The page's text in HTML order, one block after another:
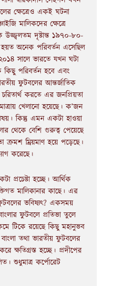
ক্ষেত্রেও একই ঘটনা
মালিকদের ক্ষেত্রে
উজ্জ্বলতম দৃষ্টান্ত ১৯৭০-৮০-
হয়ত অনেক পরিবর্তন এসেছিল
সালে ভারতে যখন ঘটা
পরিবর্তন হবে এবং
ফুটবলের আন্তর্জাতিক
করতে এর জনপ্রিয়তা
খেলানো হয়েছে। ক’জন
কিন্তু এমন একটা হাওয়া
থেকে বেশি গুরুত্ব পেয়েছে
ক্রমশ ম্রিয়মাণ হয়ে পড়েছে।
করেছে।
প্রচেষ্টা হচ্ছে। আর্থিক
মালিকানার কাছে। এর
ভবিষ্যৎ? একসময়
ফুটবলে প্রতিভা তুলে
টিকে রয়েছে কিছু মহানুভব
তথা ভারতীয় ফুটবলের
হচ্ছে। প্রদীপের
শুধুমাত্র কর্পোরেট